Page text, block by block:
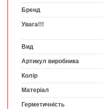
Бренд
Увага!!!
Вид
Артикул виробника
Колір
Матеріал
Герметичність